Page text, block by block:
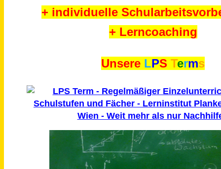
+ individuelle
+ Lerncoaching
Unsere LPS Terms